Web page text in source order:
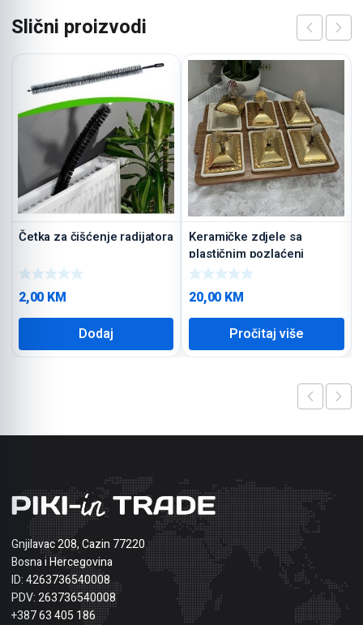
Slični proizvodi
Četka za čišćenje radijatora
2,00 KM
Dodaj
Keramičke zdjele sa
plastičnim pozlaćeni
poklopcima
20,00 KM
Pročitaj više
Gnjilavac 208, Cazin 77220
Bosna i Hercegovina
ID: 4263736540008
PDV: 263736540008
+387 63 405 186